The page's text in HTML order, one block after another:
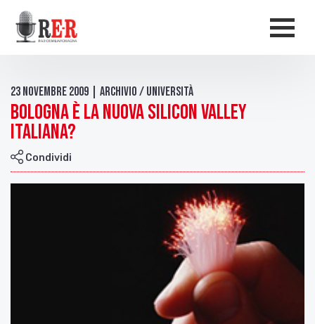
Salta al contenuto principale
23 Novembre 2009 | Archivio / Università
Bologna è la nuova Silicon Valley
italiana?
Condividi